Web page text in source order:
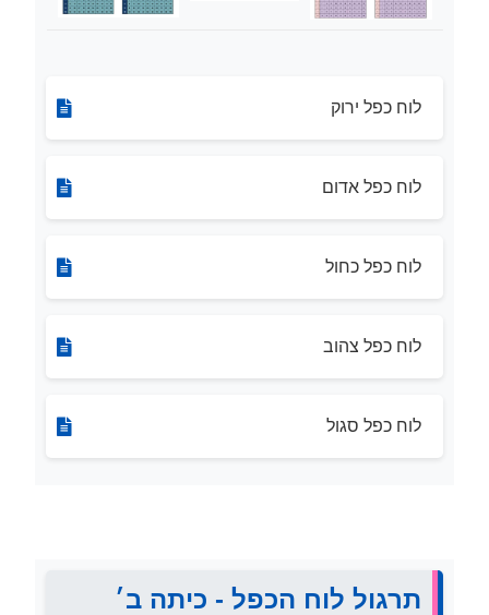
לוח כפל ירוק
לוח כפל אדום
לוח כפל כחול
לוח כפל צהוב
לוח כפל סגול
תרגול לוח הכפל - כיתה ב׳